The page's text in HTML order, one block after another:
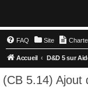
FAQ Site Charte
Accueil D&D 5 sur
(CB 5.14) Ajout